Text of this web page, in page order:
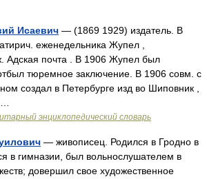
Исаевич — (1869 1929) издатель. В
еженедельника Жупел ,
Адская почта . В 1906 Жупел был
тюремное заключение. В 1906 совм. с
создал в Петербурге изд во Шиповник ,
энциклопедический словарь
— живописец. Родился в Гродно в
в гимназии, был вольнослушателем в
довершил свое художественное